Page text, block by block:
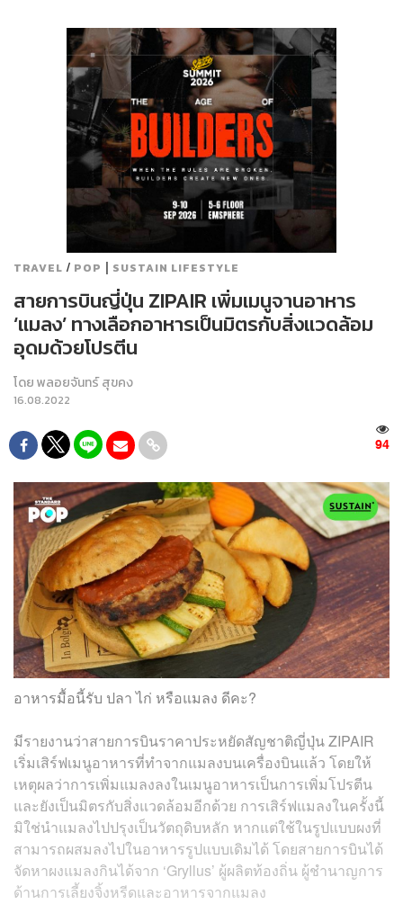
TRAVEL / POP | SUSTAIN LIFESTYLE
สายการบินญี่ปุ่น ZIPAIR เพิ่มเมนูจานอาหาร
‘แมลง’ ทางเลือกอาหารเป็นมิตรกับสิ่งแวดล้อม
อุดมด้วยโปรตีน
โดยพลอยจันทร์ สุขคง
16.08.2022
94
อาหารมื้อนี้รับ ปลา ไก่ หรือแมลง ดีคะ?
มีรายงานว่าสายการบินราคาประหยัดสัญชาติญี่ปุ่น ZIPAIR
เริ่มเสิร์ฟเมนูอาหารที่ทำจากแมลงบนเครื่องบินแล้ว โดยให้
เหตุผลว่าการเพิ่มแมลงลงในเมนูอาหารเป็นการเพิ่มโปรตีน
และยังเป็นมิตรกับสิ่งแวดล้อมอีกด้วย การเสิร์ฟแมลงในครั้งนี้
มิใช่นำแมลงไปปรุงเป็นวัตถุดิบหลัก หากแต่ใช้ในรูปแบบผงที่
สามารถผสมลงไปในอาหารรูปแบบเดิมได้ โดยสายการบินได้
จัดหาผงแมลงกินได้จาก ‘Gryllus’ ผู้ผลิตท้องถิ่น ผู้ชำนาญการ
ด้านการเลี้ยงจิ้งหรีดและอาหารจากแมลง